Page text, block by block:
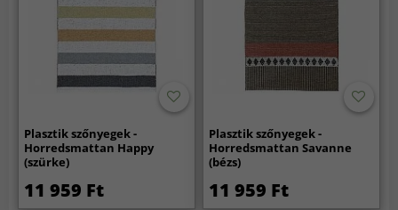
Plasztik szőnyegek -
Horredsmattan Happy
(szürke)
11 959 Ft
Plasztik szőnyegek -
Horredsmattan Savanne
(bézs)
11 959 Ft